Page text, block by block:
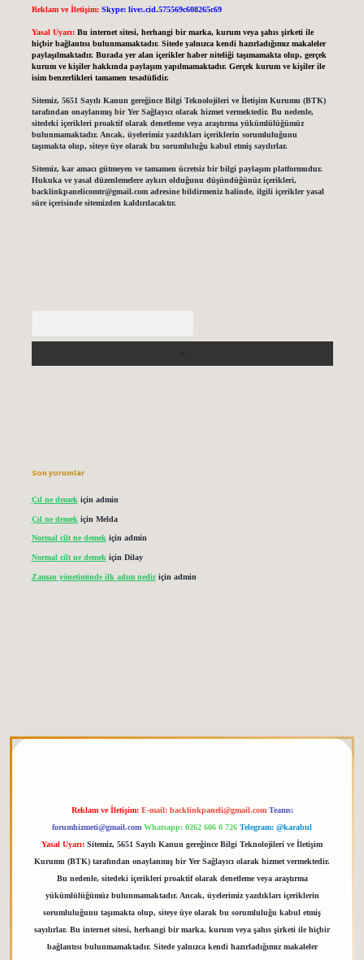
Reklam ve İletişim: Skype: live:.cid.575569c608265c69
Yasal Uyarı: Bu internet sitesi, herhangi bir marka, kurum veya şahıs şirketi ile
hiçbir bağlantısı bulunmamaktadır. Sitede yalnızca kendi hazırladığımız makaleler
paylaşılmaktadır. Burada yer alan içerikler haber niteliği taşımamakta olup, gerçek
kurum ve kişiler hakkında paylaşım yapılmamaktadır. Gerçek kurum ve kişiler ile
isim benzerlikleri tamamen tesadüfidir.
Sitemiz, 5651 Sayılı Kanun gereğince Bilgi Teknolojileri ve İletişim Kurumu (BTK)
tarafından onaylanmış bir Yer Sağlayıcı olarak hizmet vermektedir. Bu nedenle,
sitedeki içerikleri proaktif olarak denetleme veya araştırma yükümlülüğümüz
bulunmamaktadır. Ancak, üyelerimiz yazdıkları içeriklerin sorumluluğunu
taşımakta olup, siteye üye olarak bu sorumluluğu kabul etmiş sayılırlar.
Sitemiz, kar amacı gütmeyen ve tamamen ücretsiz bir bilgi paylaşım platformudur.
Hukuka ve yasal düzenlemelere aykırı olduğunu düşündüğünüz içerikleri,
backlinkpanelicomtr@gmail.comadresine bildirmeniz halinde, ilgili içerikler yasal
süre içerisinde sitemizden kaldırılacaktır.
Son yorumlar
Çıl ne demek için admin
Çıl ne demek için Melda
Normal cilt ne demekiçin admin
Normal cilt ne demek için Dilay
Zaman yönetiminde ilk adım nediriçin admin
Reklam ve İletişim: E-mail: backlinkpaneli@gmail.com Teams:
forumhizmeti@gmail.com Whatsapp: 0262 606 0 726 Telegram: @karabul
Yasal Uyarı: Sitemiz, 5651 Sayılı Kanun gereğince Bilgi Teknolojileri ve İletişim
Kurumu (BTK) tarafından onaylanmış bir Yer Sağlayıcı olarak hizmet vermektedir.
Bu nedenle, sitedeki içerikleri proaktif olarak denetleme veya araştırma
yükümlülüğümüz bulunmamaktadır. Ancak, üyelerimiz yazdıkları içeriklerin
sorumluluğunu taşımakta olup, siteye üye olarak bu sorumluluğu kabul etmiş
sayılırlar. Bu internet sitesi, herhangi bir marka, kurum veya şahıs şirketi ile hiçbir
bağlantısı bulunmamaktadır. Sitede yalnızca kendi hazırladığımız makaleler